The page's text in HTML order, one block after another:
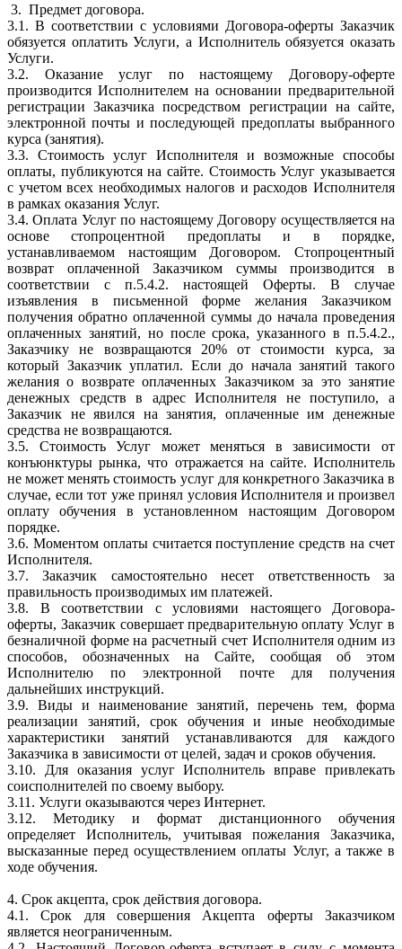
3. Предмет договора.
3.1. В соответствии с условиями Договора-оферты Заказчик
обязуется оплатить Услуги, а Исполнитель обязуется оказать
Услуги.
3.2. Оказание услуг по настоящему Договору-оферте
производится Исполнителем на основании предварительной
регистрации Заказчика посредством регистрации на сайте,
электронной почты и последующей предоплаты выбранного
курса (занятия).
3.3. Стоимость услуг Исполнителя и возможные способы
оплаты, публикуются на сайте. Стоимость Услуг указывается
с учетом всех необходимых налогов и расходов Исполнителя
в рамках оказания Услуг.
3.4. Оплата Услуг по настоящему Договору осуществляется на
основе стопроцентной предоплаты и в порядке,
устанавливаемом настоящим Договором. Стопроцентный
возврат оплаченной Заказчиком суммы производится в
соответствии с п.5.4.2. настоящей Оферты. В случае
изъявления в письменной форме желания Заказчиком
получения обратно оплаченной суммы до начала проведения
оплаченных занятий, но после срока, указанного в п.5.4.2.,
Заказчику не возвращаются 20% от стоимости курса, за
который Заказчик уплатил. Если до начала занятий такого
желания о возврате оплаченных Заказчиком за это занятие
денежных средств в адрес Исполнителя не поступило, а
Заказчик не явился на занятия, оплаченные им денежные
средства не возвращаются.
3.5. Стоимость Услуг может меняться в зависимости от
конъюнктуры рынка, что отражается на сайте. Исполнитель
не может менять стоимость услуг для конкретного Заказчика в
случае, если тот уже принял условия Исполнителя и произвел
оплату обучения в установленном настоящим Договором
порядке.
3.6. Моментом оплаты считается поступление средств на счет
Исполнителя.
3.7. Заказчик самостоятельно несет ответственность за
правильность производимых им платежей.
3.8. В соответствии с условиями настоящего Договора-
оферты, Заказчик совершает предварительную оплату Услуг в
безналичной форме на расчетный счет Исполнителя одним из
способов, обозначенных на Сайте, сообщая об этом
Исполнителю по электронной почте для получения
дальнейших инструкций.
3.9. Виды и наименование занятий, перечень тем, форма
реализации занятий, срок обучения и иные необходимые
характеристики занятий устанавливаются для каждого
Заказчика в зависимости от целей, задач и сроков обучения.
3.10. Для оказания услуг Исполнитель вправе привлекать
соисполнителей по своему выбору.
3.11. Услуги оказываются через Интернет.
3.12. Методику и формат дистанционного обучения
определяет Исполнитель, учитывая пожелания Заказчика,
высказанные перед осуществлением оплаты Услуг, а также в
ходе обучения.
4. Срок акцепта, срок действия договора.
4.1. Срок для совершения Акцепта оферты Заказчиком
является неограниченным.